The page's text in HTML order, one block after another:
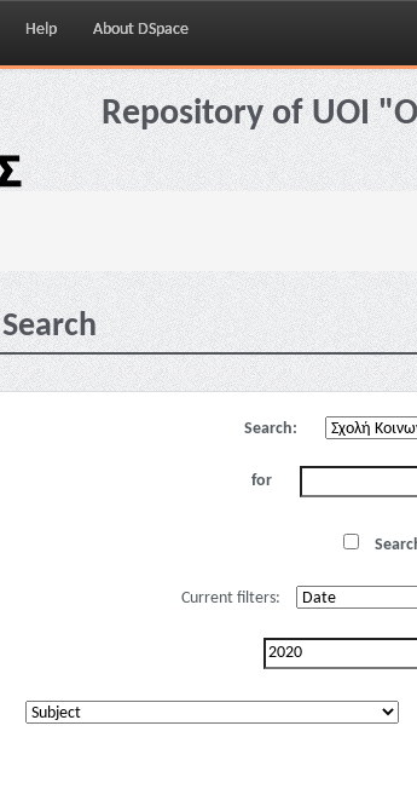
Help About DSpace
Repository of UOI
Search
Search:
for
Current filters: